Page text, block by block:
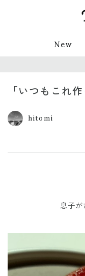
New
「いつもこれ
hitomi
息子が